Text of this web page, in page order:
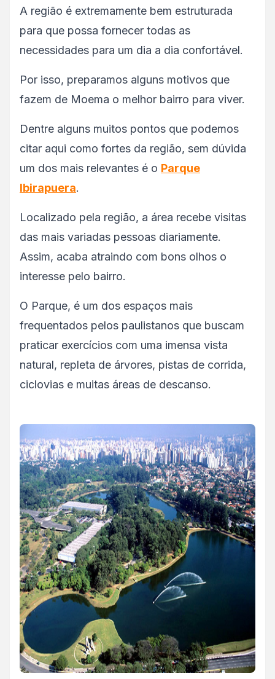
A região é extremamente bem estruturada
para que possa fornecer todas as
necessidades para um dia a dia confortável.
Por isso, preparamos alguns motivos que
fazem de Moema o melhor bairro para viver.
Dentre alguns muitos pontos que podemos
citar aqui como fortes da região, sem dúvida
um dos mais relevantes é o Parque
Ibirapuera.
Localizado pela região, a área recebe visitas
das mais variadas pessoas diariamente.
Assim, acaba atraindo com bons olhos o
interesse pelo bairro.
O Parque, é um dos espaços mais
frequentados pelos paulistanos que buscam
praticar exercícios com uma imensa vista
natural, repleta de árvores, pistas de corrida,
ciclovias e muitas áreas de descanso.